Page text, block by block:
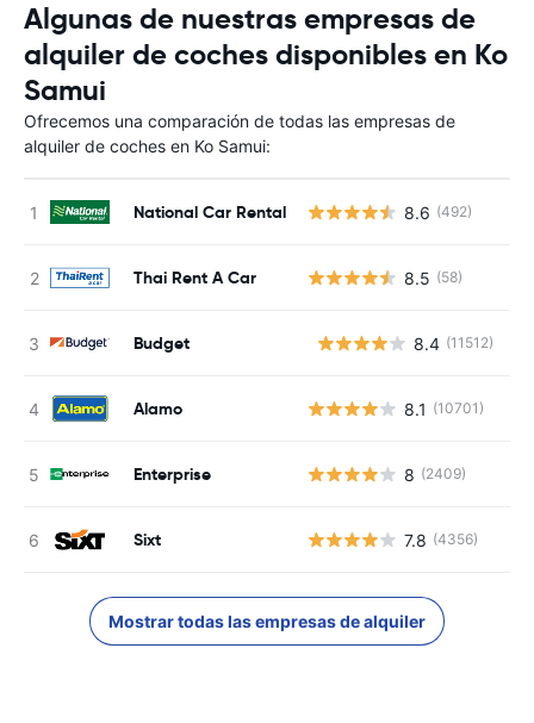
Algunas de nuestras empresas de
alquiler de coches disponibles en Ko
Samui
Ofrecemos una comparación de todas las empresas de
alquiler de coches en Ko Samui:
National Car Rental 8.6 (492)
Thai Rent A Car 8.5 (58)
Budget 8.4 (11512)
Alamo 8.1 (10701)
Enterprise 8 (2409)
Sixt 7.8 (4356)
Mostrar todas las empresas de alquiler